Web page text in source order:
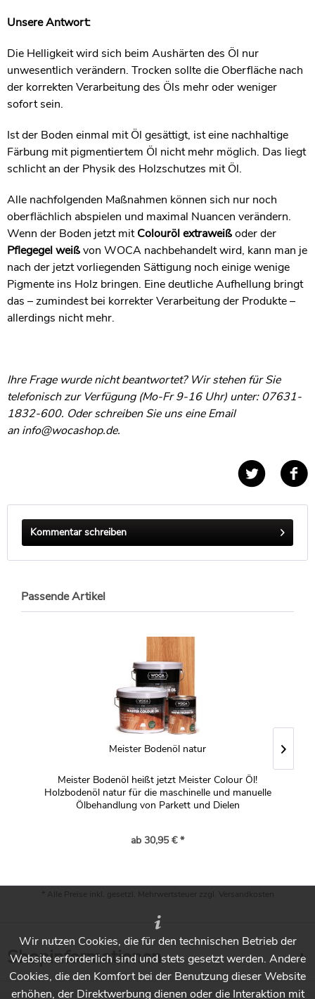
Unsere Antwort:
Die Helligkeit wird sich beim Aushärten des Öl nur
unwesentlich verändern. Trocken sollte die Oberfläche nach
der korrekten Verarbeitung des Öls mehr oder weniger
sofort sein.
Ist der Boden einmal mit Öl gesättigt, ist eine nachhaltige
Färbung mit pigmentiertem Öl nicht mehr möglich. Das liegt
schlicht an der Physik des Holzschutzes mit Öl.
Alle nachfolgenden Maßnahmen können sich nur noch
oberflächlich abspielen und maximal Nuancen verändern.
Wenn der Boden jetzt mitColouröl extraweißoder der
Pflegegel weißvon WOCA nachbehandelt wird, kann man je
nach der jetzt vorliegenden Sättigung noch einige wenige
Pigmente ins Holz bringen. Eine deutliche Aufhellung bringt
das – zumindest bei korrekter Verarbeitung der Produkte –
allerdings nicht mehr.
Ihre Frage wurde nicht beantwortet? Wir stehen für Sie
telefonisch zur Verfügung (Mo-Fr 9-16 Uhr) unter: 07631-
1832-600. Oder schreiben Sie uns eine Email
aninfo@wocashop.de.
Kommentar schreiben
Passende Artikel
Meister Bodenöl natur
Meister Bodenöl heißt jetzt Meister Colour Öl!
Holzbodenöl natur für die maschinelle und manuelle
Ölbehandlung von Parkett und Dielen
ab 30,95 € *
* Alle Preise inkl. gesetzl. Mehrwertsteuer zzgl. Versandkosten
Shopinformationen
Wir nutzen Cookies, die für den technischen Betrieb der
Website erforderlich sind und stets gesetzt werden. Andere
Cookies, die den Komfort bei der Benutzung dieser Website
erhöhen, der Direktwerbung dienen oder die Interaktion mit